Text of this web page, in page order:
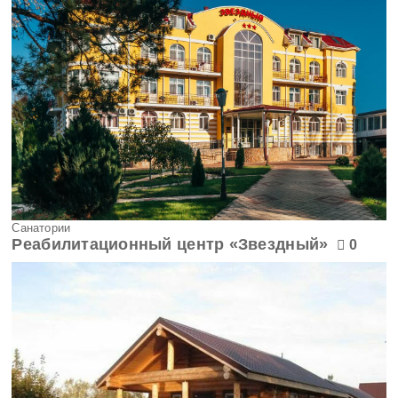
Оренбургская область
Орловская область
Пензенская область
Пермский край
Приморский край
Ростовская область
Самарская область
Саратовская область
Санатории
Реабилитационный центр «Звездный» 0